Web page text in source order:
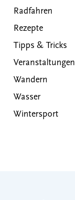
Radfahren
Rezepte
Tipps & Tricks
Veranstaltungen
Wandern
Wasser
Wintersport